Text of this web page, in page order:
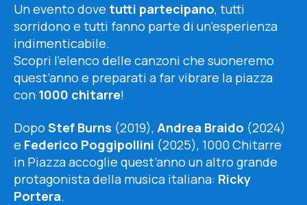
Un evento dove tutti partecipano, tutti
sorridono e tutti fanno parte di un’esperienza
indimenticabile.
Scopri l’elenco delle canzoni che suoneremo
quest’anno e preparati a far vibrare la piazza
con 1000 chitarre!
Dopo Stef Burns (2019), Andrea Braido (2024)
e Federico Poggipollini (2025), 1000 Chitarre
in Piazza accoglie quest’anno un altro grande
protagonista della musica italiana: Ricky
Portera.